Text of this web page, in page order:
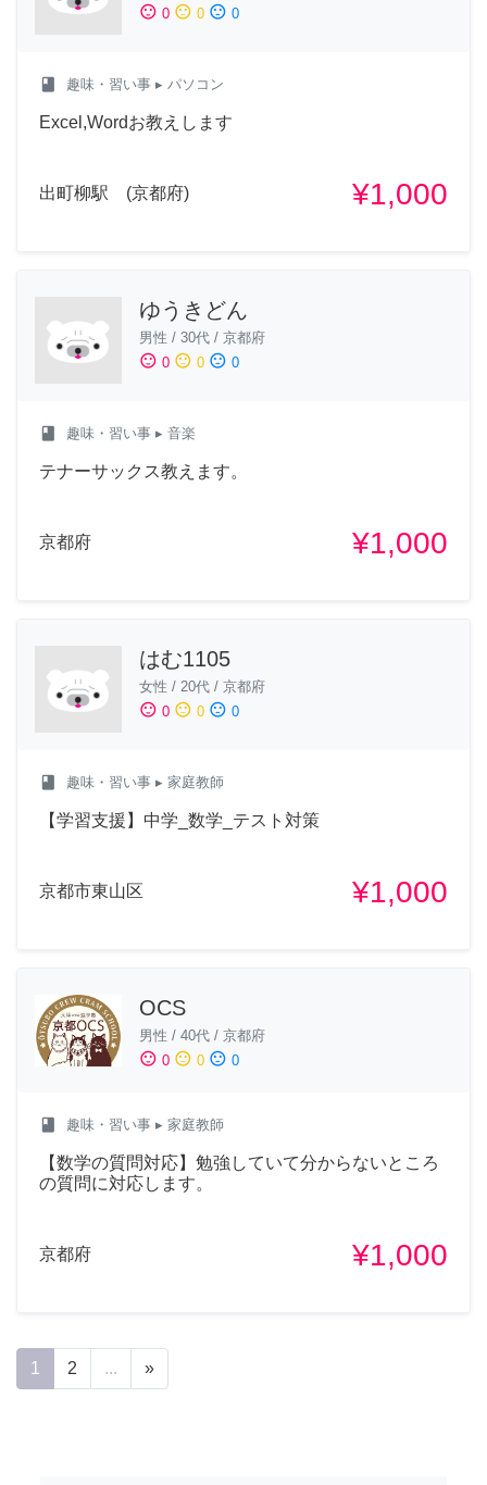
sentiment_satisfied 0 sentiment_neutral 0 sentiment_dissatisfied 0
class 趣味・習い事 ▸ パソコン
Excel,Wordお教えします
出町柳駅 (京都府) ¥1,000
ゆうきどん
男性 / 30代 / 京都府
sentiment_satisfied 0 sentiment_neutral 0 sentiment_dissatisfied 0
class 趣味・習い事 ▸ 音楽
テナーサックス教えます。
京都府 ¥1,000
はむ1105
女性 / 20代 / 京都府
sentiment_satisfied 0 sentiment_neutral 0 sentiment_dissatisfied 0
class 趣味・習い事 ▸ 家庭教師
【学習支援】中学_数学_テスト対策
京都市東山区 ¥1,000
OCS
男性 / 40代 / 京都府
sentiment_satisfied 0 sentiment_neutral 0 sentiment_dissatisfied 0
class 趣味・習い事 ▸ 家庭教師
【数学の質問対応】勉強していて分からないところ
の質問に対応します。
京都府 ¥1,000
1 2 ... »